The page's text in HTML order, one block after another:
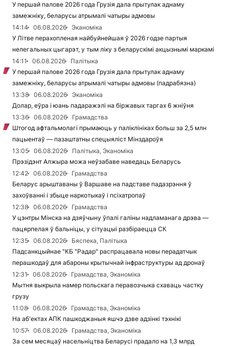
У першай палове 2026 года Грузія дала прытулак аднаму
замежніку, беларусы атрымалі чатыры адмовы
14:14
06.08.2026
Эканоміка
У Літве перахопленая найбуйнейшая ў 2026 годзе партыя
нелегальных цыгарэт, у тым ліку з беларускімі акцызнымі маркамі
14:11
06.08.2026
Палітыка
У першай палове 2026 года Грузія дала прытулак аднаму
замежніку, беларусы атрымалі чатыры адмовы (падрабязна)
13:38
06.08.2026
Эканоміка
Долар, еўра і юань падаражэлі на біржавых таргах 6 жніўня
13:36
06.08.2026
Грамадства
Штогод афтальмолагі прымаюць у паліклініках больш за 2,5 млн
пацыентаў — пазаштатны спецыяліст Мінздароўя
13:05
06.08.2026
Палітыка, Эканоміка
Прэзідэнт Алжыра можа неўзабаве наведаць Беларусь
12:42
06.08.2026
Грамадства
Беларус арыштаваны ў Варшаве на падставе падазрэння ў
захоўванні і збыце наркотыкаў і псіхатропаў
12:38
06.08.2026
Грамадства
У цэнтры Мінска на дзяўчыну ўпалі галіны надламанага дрэва —
пацярпелая ў бальніцы, у сітуацыі разбіраецца СК
12:35
06.08.2026
Бяспека, Палітыка
Падсанкцыйнае "КБ "Радар" распрацавала новы перадатчык
перашкодаў для абароны крытычнай інфраструктуры ад дронаў
12:31
06.08.2026
Грамадства, Эканоміка
Мытня выкрыла намер польскага перавозчыка схаваць частку
грузу
11:08
06.08.2026
Грамадства, Эканоміка
На аб'ектах АПК пашкоджаныя яшчэ дзве адзінкі тэхнікі
10:57
06.08.2026
Грамадства, Эканоміка
За сем месяцаў насельніцтва Беларусі прадало на 1,3 млрд